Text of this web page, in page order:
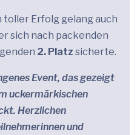
toller Erfolg gelang auch
sich nach packenden
2. Platz sicherte.
Event, das gezeigt
uckermärkischen
Herzlichen
und